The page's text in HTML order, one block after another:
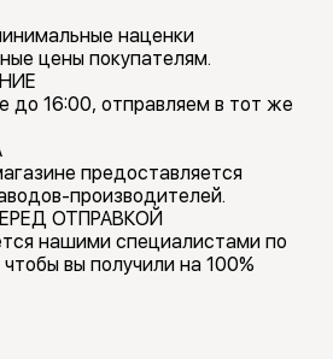
наценки
цены покупателям.
до 16:00, отправляем в тот же
предоставляется
производителей.
ОТПРАВКОЙ
нашими специалистами по
вы получили на 100%